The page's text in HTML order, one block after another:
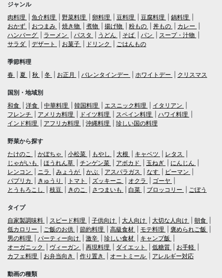
ジャンル
肉料理
魚介料理 野菜料理 卵料理 豆料理 豆腐料理
鍋料理
おかず
おつまみ 焼き物 煮物 揚げ物 粉もの 丼もの
カレー
ハンバーグ
ラーメン パスタ うどん そば パン
スープ・汁物
サラダ
デザート お菓子 ドリンク ごはんもの
季節料理
春
夏 秋 冬 お正月 バレンタインデー ホワイトデー クリスマス
国別・地域別
和食
洋食 中華料理 韓国料理 エスニック料理
イタリアン
フレンチ
アメリカ料理 ドイツ料理 スペイン料理
ハワイ料理
インド料理
アフリカ料理 沖縄料理 珍しい国の料理
野菜から探す
たけのこ
かぼちゃ 小松菜 もやし 大根 キャベツ
レタス
じゃがいも
ほうれん草 チンゲン菜 アボカド 玉ねぎ
にんじん
レンコン
ニラ みょうが かぶ アスパラガス なす
ピーマン
パプリカ
きゅうり トマト ズッキーニ オクラ
ゴーヤ
とうもろこし
枝豆 きのこ さつまいも 白菜 ブロッコリー ごぼう
タイプ
自家製調味料
スピード料理 子供向け 大人向け 大切な人向け
朝食
低カロリー
ご飯のお供 節約料理 高級食材 モテ料理
褒められご飯
男の料理
パーティー向け 激辛 珍しい食材
キャンプ飯
オーガニック
ヴィーガン 再現料理 ダイエット 低糖質
お手軽
カフェ料理
お弁当向き 作り置き オートミール アレルギー対応
動画の種類